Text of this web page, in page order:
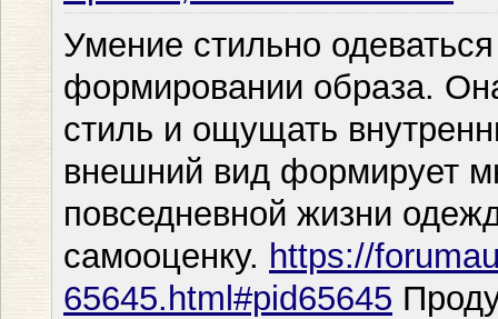
Умение стильно
формировании образа.
стиль и ощущать
внешний вид формирует
повседневной жизни
самооценку. https://
65645.html#pid65645